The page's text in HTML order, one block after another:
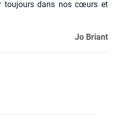
tou­jours dans nos cœurs et
Jo Briant